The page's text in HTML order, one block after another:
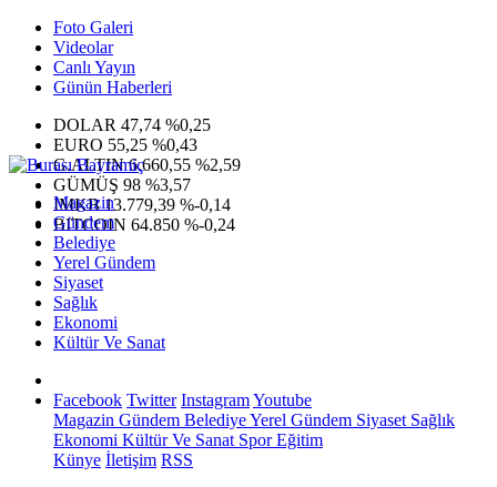
Foto Galeri
Videolar
Canlı Yayın
Günün Haberleri
DOLAR 47,74 %0,25
EURO 55,25 %0,43
G.ALTIN6.660,55 %2,59
GÜMÜŞ 98 %3,57
IMKB13.779,39 %-0,14
BITCOIN 64.850 %-0,24
Magazin
Gündem
Belediye
Yerel Gündem
Siyaset
Sağlık
Ekonomi
Kültür Ve Sanat
Facebook Twitter InstagramYoutube
Magazin Gündem BelediyeYerel Gündem Siyaset Sağlık
Ekonomi Kültür Ve Sanat SporEğitim
Künye İletişim RSS